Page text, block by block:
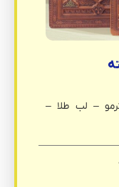
– لب طلا –